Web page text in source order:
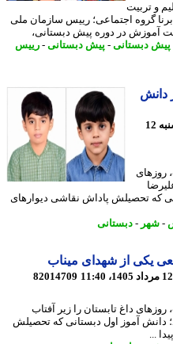
اجتماعی؛ رییس سازمان ملی
در دوره پیش دبستانی،
دبستانی-پیش دبستانی-رییس
- دوشنبه 12
تحصیلش پاداش نقاشی دیوارهای
-دبستانی
یکی از شهدای میناب
82014709
داغ تابستان را زیر آفتاب
آموز اول دبستانی که تحصیلش